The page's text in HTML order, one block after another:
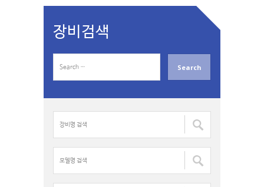
장비검색
a
명
색
:
델
명